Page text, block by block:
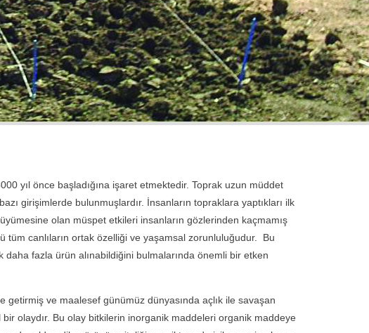
yıl önce başladığına işaret etmektedir. Toprak uzun müddet
girişimlerde bulunmuşlardır. İnsanların topraklara yaptıkları ilk
olan müspet etkileri insanların gözlerinden kaçmamış
tüm canlıların ortak özelliği ve yaşamsal zorunluluğudur. Bu
fazla ürün alınabildiğini bulmalarında önemli bir etken
ve maalesef günümüz dünyasında açlık ile savaşan
olaydır. Bu olay bitkilerin inorganik maddeleri organik maddeye